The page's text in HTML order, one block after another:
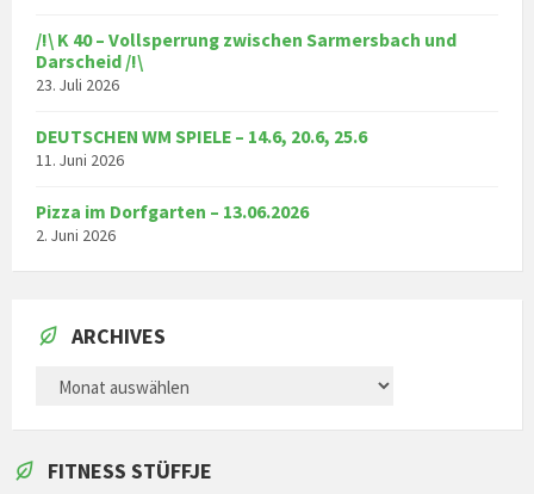
/!\ K 40 – Vollsperrung zwischen Sarmersbach und
Darscheid /!\
23. Juli 2026
DEUTSCHEN WM SPIELE – 14.6, 20.6, 25.6
11. Juni 2026
Pizza im Dorfgarten – 13.06.2026
2. Juni 2026
ARCHIVES
ARCHIVES
FITNESS STÜFFJE